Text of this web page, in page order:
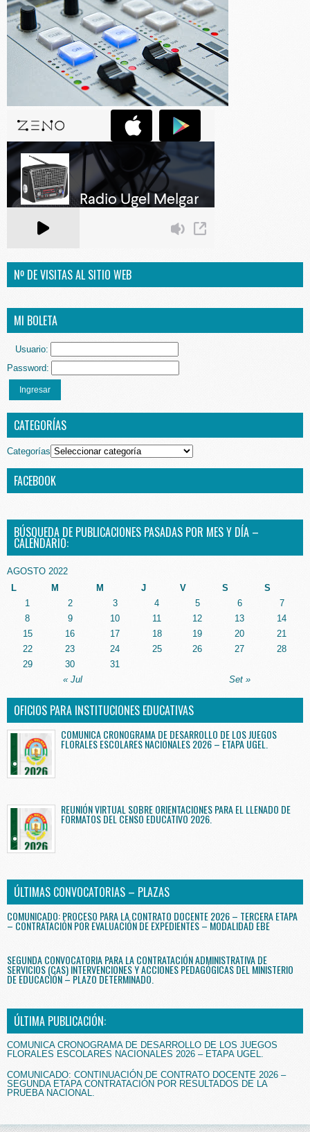
Nº DE VISITAS AL SITIO WEB
MI BOLETA
Usuario:
Password:
Ingresar
CATEGORÍAS
Categorías
FACEBOOK
BÚSQUEDA DE PUBLICACIONES PASADAS POR MES Y DÍA –
CALENDARIO:
AGOSTO 2022
L
M M J V S S
« Jul Set »
1 2 3 4 5 6
7
8
9 10 11 12 13
14
15
16 17 18 19 20
21
22
23 24 25 26 27
28
29
30 31
OFICIOS PARA INSTITUCIONES EDUCATIVAS
COMUNICA CRONOGRAMA DE DESARROLLO DE LOS JUEGOS
FLORALES ESCOLARES NACIONALES 2026 – ETAPA UGEL.
REUNIÓN VIRTUAL SOBRE ORIENTACIONES PARA EL LLENADO DE
FORMATOS DEL CENSO EDUCATIVO 2026.
ÚLTIMAS CONVOCATORIAS – PLAZAS
COMUNICADO: PROCESO PARA LA CONTRATO DOCENTE 2026 – TERCERA ETAPA
– CONTRATACIÓN POR EVALUACIÓN DE EXPEDIENTES – MODALIDAD EBE
SEGUNDA CONVOCATORIA PARA LA CONTRATACIÓN ADMINISTRATIVA DE
SERVICIOS (CAS) INTERVENCIONES Y ACCIONES PEDAGÓGICAS DEL MINISTERIO
DE EDUCACIÓN – PLAZO DETERMINADO.
ÚLTIMA PUBLICACIÓN:
COMUNICA CRONOGRAMA DE DESARROLLO DE LOS JUEGOS
FLORALES ESCOLARES NACIONALES 2026 – ETAPA UGEL.
COMUNICADO: CONTINUACIÓN DE CONTRATO DOCENTE 2026 –
SEGUNDA ETAPA CONTRATACIÓN POR RESULTADOS DE LA
PRUEBA NACIONAL.